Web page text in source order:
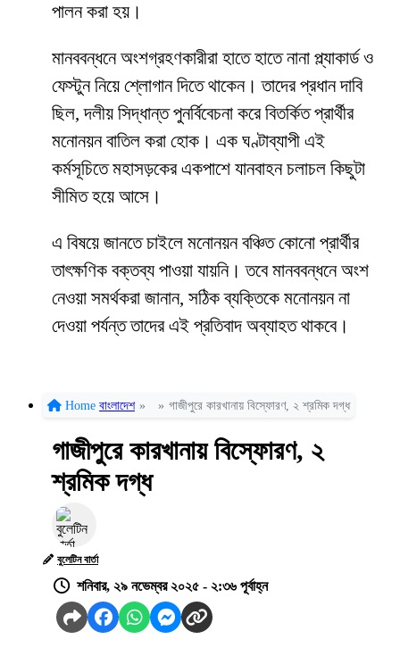
পালন করা হয়।
মানববন্ধনে অংশগ্রহণকারীরা হাতে হাতে নানা প্ল্যাকার্ড ও
ফেস্টুন নিয়ে শ্লোগান দিতে থাকেন। তাদের প্রধান দাবি
ছিল, দলীয় সিদ্ধান্ত পুনর্বিবেচনা করে বিতর্কিত প্রার্থীর
মনোনয়ন বাতিল করা হোক। এক ঘণ্টাব্যাপী এই
কর্মসূচিতে মহাসড়কের একপাশে যানবাহন চলাচল কিছুটা
সীমিত হয়ে আসে।
এ বিষয়ে জানতে চাইলে মনোনয়ন বঞ্চিত কোনো প্রার্থীর
তাৎক্ষণিক বক্তব্য পাওয়া যায়নি। তবে মানববন্ধনে অংশ
নেওয়া সমর্থকরা জানান, সঠিক ব্যক্তিকে মনোনয়ন না
দেওয়া পর্যন্ত তাদের এই প্রতিবাদ অব্যাহত থাকবে।
Home বাংলাদেশ » » গাজীপুরে কারখানায় বিস্ফোরণ, ২ শ্রমিক দগ্ধ
গাজীপুরে কারখানায় বিস্ফোরণ, ২
শ্রমিক দগ্ধ
বুলেটিন বার্তা
শনিবার, ২৯ নভেম্বর ২০২৫ - ২:৩৬ পূর্বাহ্ন